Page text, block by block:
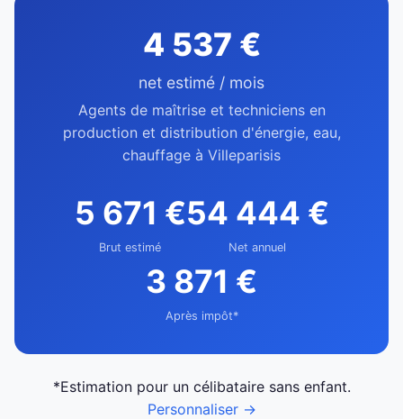
4 537 €
net estimé / mois
Agents de maîtrise et techniciens en
production et distribution d'énergie, eau,
chauffage à Villeparisis
5 671 €
Brut estimé
54 444 €
Net annuel
3 871 €
Après impôt*
*Estimation pour un célibataire sans enfant.
Personnaliser →